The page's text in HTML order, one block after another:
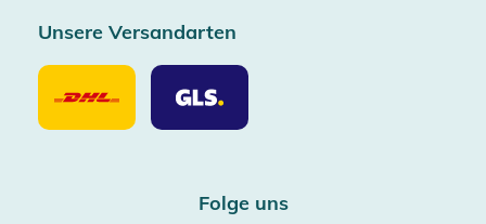
Unsere Versandarten
Unsere
Versandarten
DHL
Unsere
Versandarten
GLS
Folge uns